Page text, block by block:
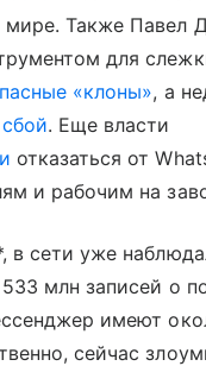
Также Павел
для
«клоны», а
. Еще власти
отказаться от
и рабочим на
в сети уже
млн записей о
имеют
сейчас